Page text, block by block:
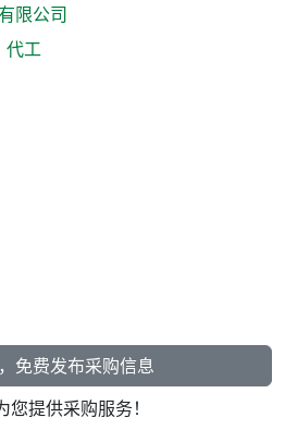
限公司
代工
免费发布采购信息
提供采购服务！